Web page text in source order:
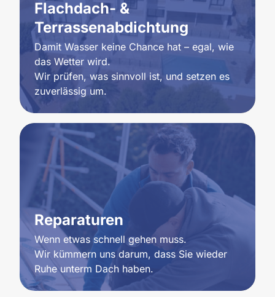
Flachdach- &
Terrassenabdichtung
Damit Wasser keine Chance hat – egal, wie
das Wetter wird.
Wir prüfen, was sinnvoll ist, und setzen es
zuverlässig um.
Reparaturen
Wenn etwas schnell gehen muss.
Wir kümmern uns darum, dass Sie wieder
Ruhe unterm Dach haben.